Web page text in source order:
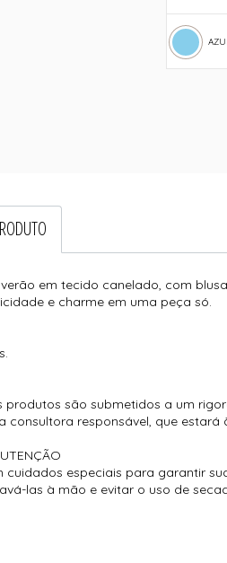
em tecido canelado, com
e charme em uma peça só.
produtos são submetidos a um
consultora responsável, que estará
cuidados especiais para garantir
las à mão e evitar o uso de